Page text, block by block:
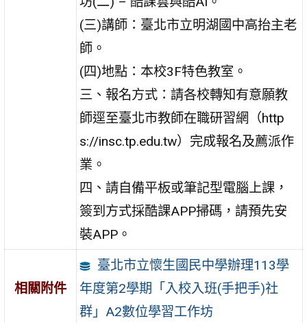
(三)講師：臺北市立明湖國中高抬主老
師。
(四)地點：本校3F特色教室。
三、報名方式：請各校轉知有意願教
師逕至臺北市教師在職研習網（http
s://insc.tp.edu.tw）完成報名及薦派作
業。
四、請自備平板或筆記型電腦上課，
簽到方式採酷課APP掃碼，請預先安
裝APP。
相關附件
臺北市立懷生國民中學辦理113學
年度第2學期「入校入班(手把手)社
群」A2數位學習工作坊